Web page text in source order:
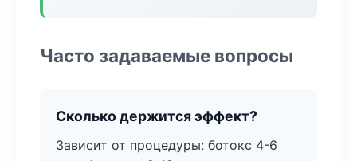
Часто задаваемые вопросы
Сколько держится эффект?
Зависит от процедуры: ботокс 4-6